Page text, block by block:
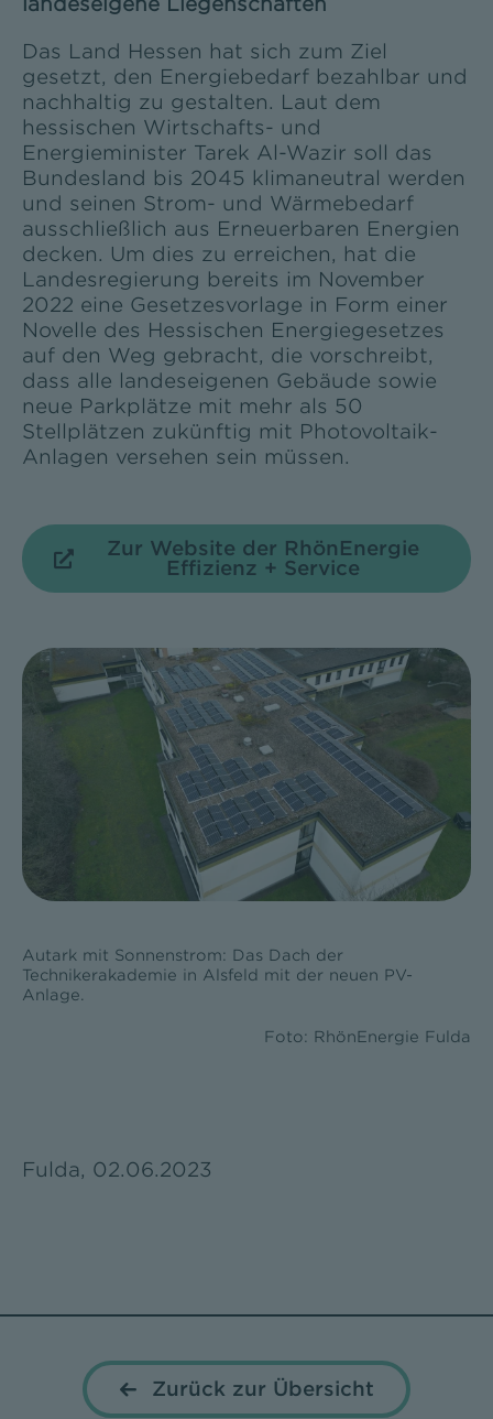
Das Land Hessen hat sich zum Ziel
gesetzt, den Energiebedarf bezahlbar und
nachhaltig zu gestalten. Laut dem
hessischen Wirtschafts- und
Energieminister Tarek Al-Wazir soll das
Bundesland bis 2045 klimaneutral werden
und seinen Strom- und Wärmebedarf
ausschließlich aus Erneuerbaren Energien
decken. Um dies zu erreichen, hat die
Landesregierung bereits im November
2022 eine Gesetzesvorlage in Form einer
Novelle des Hessischen Energiegesetzes
auf den Weg gebracht, die vorschreibt,
dass alle landeseigenen Gebäude sowie
neue Parkplätze mit mehr als 50
Stellplätzen zukünftig mit Photovoltaik-
Anlagen versehen sein müssen.
Zur Website der RhönEnergie
Effizienz + Service
Autark mit Sonnenstrom: Das Dach der
Technikerakademie in Alsfeld mit der neuen PV-
Anlage.
Foto: RhönEnergie Fulda
Fulda, 02.06.2023
Zurück zur Übersicht